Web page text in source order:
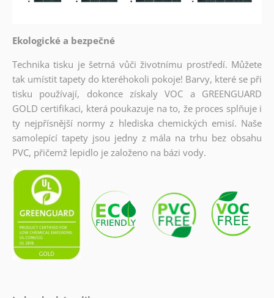
Ekologické a bezpečné
Technika tisku je šetrná vůči životnímu prostředí. Můžete
tak umístit tapety do kteréhokoli pokoje! Barvy, které se při
tisku používají, dokonce získaly VOC a GREENGUARD
GOLD certifikaci, která poukazuje na to, že proces splňuje i
ty nejpřísnější normy z hlediska chemických emisí. Naše
samolepící tapety jsou jedny z mála na trhu bez obsahu
PVC, přičemž lepidlo je založeno na bázi vody.